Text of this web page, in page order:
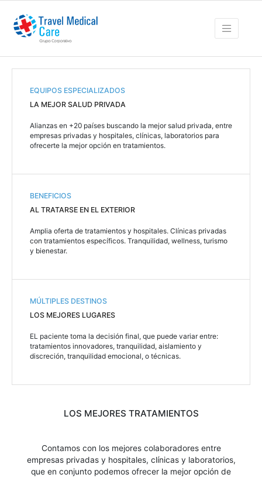
EQUIPOS ESPECIALIZADOS
LA MEJOR SALUD PRIVADA
Alianzas en +20 países buscando la mejor salud privada, entre
empresas privadas y hospitales, clínicas, laboratorios para
ofrecerte la mejor opción en tratamientos.
BENEFICIOS
AL TRATARSE EN EL EXTERIOR
Amplia oferta de tratamientos y hospitales. Clínicas privadas
con tratamientos específicos. Tranquilidad, wellness, turismo
y bienestar.
MÚLTIPLES DESTINOS
LOS MEJORES LUGARES
EL paciente toma la decisión final, que puede variar entre:
tratamientos innovadores, tranquilidad, aislamiento y
discreción, tranquilidad emocional, o técnicas.
LOS MEJORES TRATAMIENTOS
Contamos con los mejores colaboradores entre
empresas privadas y hospitales, clínicas y laboratorios,
que en conjunto podemos ofrecer la mejor opción de